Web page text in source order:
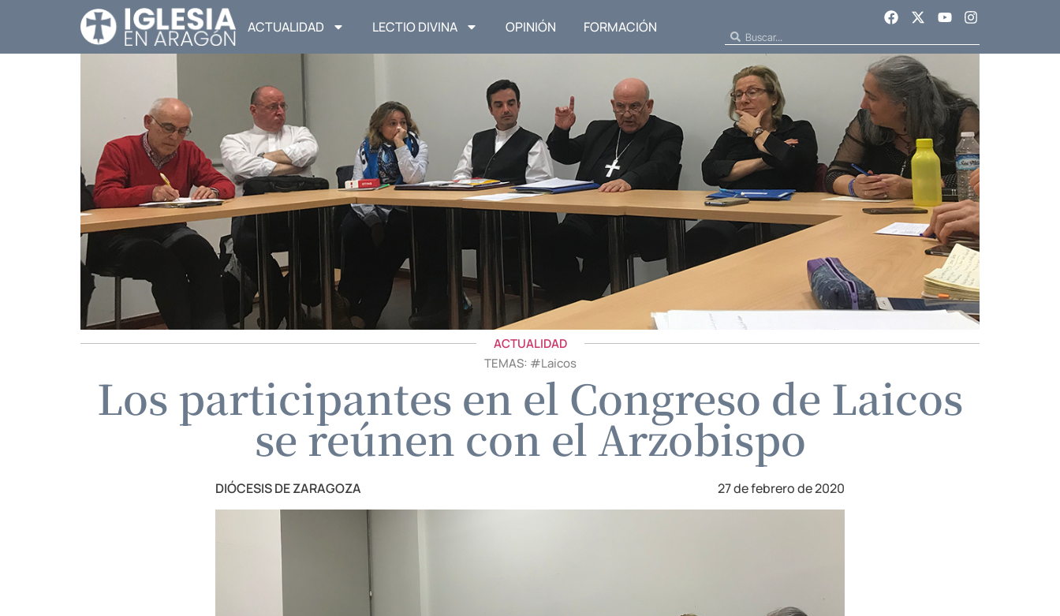
ACTUALIDAD LECTIO DIVINA OPINIÓN FORMACIÓN
ACTUALIDAD
TEMAS: #Laicos
Los participantes en el Congreso de Laicos
se reúnen con el Arzobispo
DIÓCESIS DE ZARAGOZA 27 de febrero de 2020